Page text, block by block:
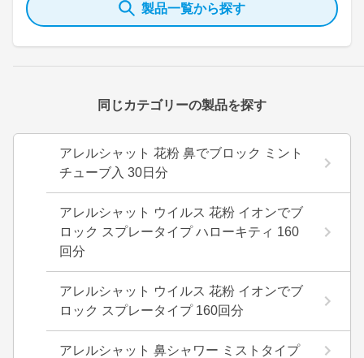
製品一覧から探す
同じカテゴリーの製品を探す
アレルシャット 花粉 鼻でブロック ミント
チューブ入 30日分
アレルシャット ウイルス 花粉 イオンでブ
ロック スプレータイプ ハローキティ 160
回分
アレルシャット ウイルス 花粉 イオンでブ
ロック スプレータイプ 160回分
アレルシャット 鼻シャワー ミストタイプ